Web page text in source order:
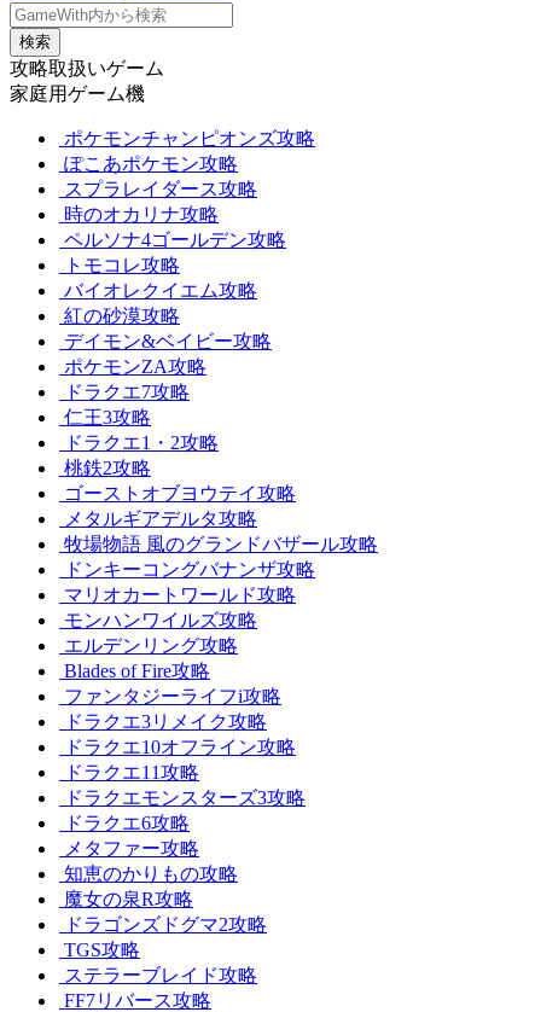
検索
攻略取扱いゲーム
家庭用ゲーム機
ポケモンチャンピオンズ攻略
ぽこあポケモン攻略
スプラレイダース攻略
時のオカリナ攻略
ペルソナ4ゴールデン攻略
トモコレ攻略
バイオレクイエム攻略
紅の砂漠攻略
デイモン&ベイビー攻略
ポケモンZA攻略
ドラクエ7攻略
仁王3攻略
ドラクエ1・2攻略
桃鉄2攻略
ゴーストオブヨウテイ攻略
メタルギアデルタ攻略
牧場物語 風のグランドバザール攻略
ドンキーコングバナンザ攻略
マリオカートワールド攻略
モンハンワイルズ攻略
エルデンリング攻略
Blades of Fire攻略
ファンタジーライフi攻略
ドラクエ3リメイク攻略
ドラクエ10オフライン攻略
ドラクエ11攻略
ドラクエモンスターズ3攻略
ドラクエ6攻略
メタファー攻略
知恵のかりもの攻略
魔女の泉R攻略
ドラゴンズドグマ2攻略
TGS攻略
ステラーブレイド攻略
FF7リバース攻略